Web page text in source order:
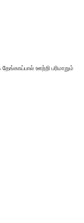
ஊற்றி பரிமாறும்